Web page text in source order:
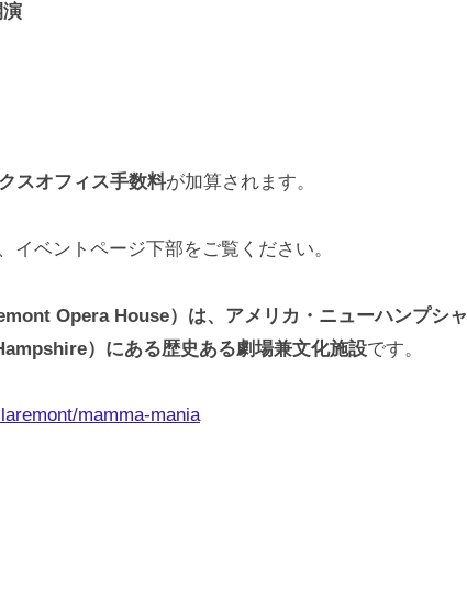
演
スオフィス手数料が加算されます。
イベントページ下部をご覧ください。
Opera House）は、アメリカ・ニューハンプシャ
）にある歴史ある劇場兼文化施設です。
mamma-mania